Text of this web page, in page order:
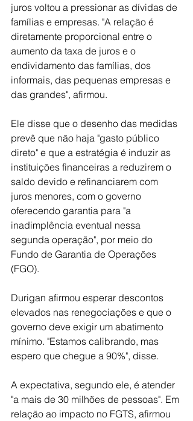
juros voltou a pressionar as dívidas de
famílias e empresas. "A relação é
diretamente proporcional entre o
aumento da taxa de juros e o
endividamento das famílias, dos
informais, das pequenas empresas e
das grandes", afirmou.
Ele disse que o desenho das medidas
prevê que não haja "gasto público
direto" e que a estratégia é induzir as
instituições financeiras a reduzirem o
saldo devido e refinanciarem com
juros menores, com o governo
oferecendo garantia para "a
inadimplência eventual nessa
segunda operação", por meio do
Fundo de Garantia de Operações
(FGO).
Durigan afirmou esperar descontos
elevados nas renegociações e que o
governo deve exigir um abatimento
mínimo. "Estamos calibrando, mas
espero que chegue a 90%", disse.
A expectativa, segundo ele, é atender
"a mais de 30 milhões de pessoas". Em
relação ao impacto no FGTS, afirmou